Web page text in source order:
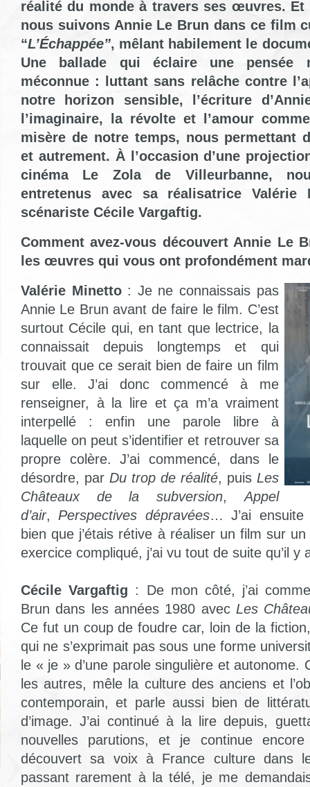
réalité du monde à travers ses œuvres. Et
nous suivons Annie Le Brun dans ce film
“L’Échappée”, mêlant habilement le
Une ballade qui éclaire une pensée
méconnue : luttant sans relâche contre
notre horizon sensible, l’écriture
l’imaginaire, la révolte et l’amour
misère de notre temps, nous permettant
et autrement. À l’occasion d’une
cinéma Le Zola de Villeurbanne,
entretenus avec sa réalisatrice
scénariste Cécile Vargaftig.
Comment avez-vous découvert Annie Le
les œuvres qui vous ont profondément
Valérie Minetto: Je ne connaissais pas
Annie Le Brun avant de faire le film. C’est
surtout Cécile qui, en tant que lectrice, la
connaissait depuis longtemps et qui
trouvait que ce serait bien de faire un film
sur elle. J’ai donc commencé à me
renseigner, à la lire et ça m’a vraiment
interpellé : enfin une parole libre à
laquelle on peut s’identifier et retrouver sa
propre colère. J’ai commencé, dans le
désordre, par Du trop de réalité, puis Les
Châteaux de la subversion,Appel
d’air, Perspectives dépravées… J’ai ensuite
bien que j’étais rétive à réaliser un film sur
exercice compliqué, j’ai vu tout de suite qu’il y
Cécile Vargaftig : De mon côté, j’ai
Brun dans les années 1980 avec Les
Ce fut un coup de foudre car, loin de la
qui ne s’exprimait pas sous une forme
le « je » d’une parole singulière et autonome.
les autres, mêle la culture des anciens et
contemporain, et parle aussi bien de
d’image. J’ai continué à la lire depuis,
nouvelles parutions, et je continue encore
découvert sa voix à France culture dans
passant rarement à la télé, je me